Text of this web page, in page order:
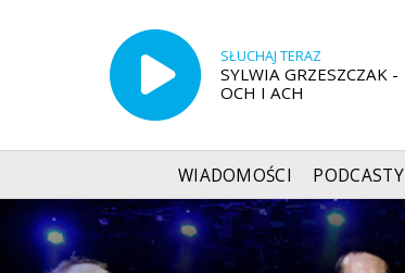
SŁUCHAJ TERAZ
SYLWIA GRZESZCZAK -
OCH I ACH
WIADOMOŚCI PODCASTY